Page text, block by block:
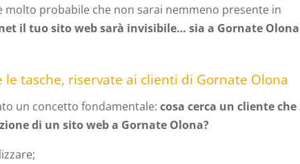
probabile che non sarai nemmeno presente in
il tuo sito web sarà invisibile… sia a Gornate Olona
tasche, riservate ai clienti di Gornate Olona
un concetto fondamentale:cosa cerca un cliente che
di un sito web a Gornate Olona?